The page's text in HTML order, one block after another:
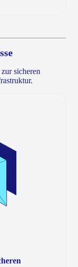
sicheren